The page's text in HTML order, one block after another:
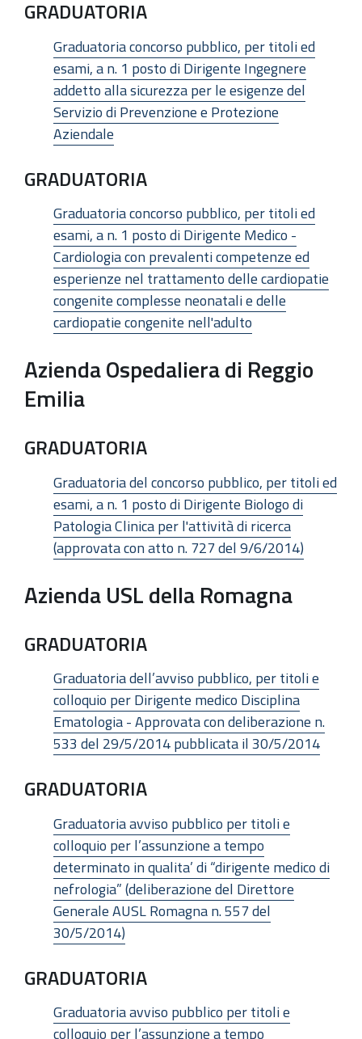
GRADUATORIA
Graduatoria concorso pubblico, per titoli ed
esami, a n. 1 posto di Dirigente Ingegnere
addetto alla sicurezza per le esigenze del
Servizio di Prevenzione e Protezione
Aziendale
GRADUATORIA
Graduatoria concorso pubblico, per titoli ed
esami, a n. 1 posto di Dirigente Medico -
Cardiologia con prevalenti competenze ed
esperienze nel trattamento delle cardiopatie
congenite complesse neonatali e delle
cardiopatie congenite nell'adulto
Azienda Ospedaliera di Reggio
Emilia
GRADUATORIA
Graduatoria del concorso pubblico, per titoli ed
esami, a n. 1 posto di Dirigente Biologo di
Patologia Clinica per l'attività di ricerca
(approvata con atto n. 727 del 9/6/2014)
Azienda USL della Romagna
GRADUATORIA
Graduatoria dell’avviso pubblico, per titoli e
colloquio per Dirigente medico Disciplina
Ematologia - Approvata con deliberazione n.
533 del 29/5/2014 pubblicata il 30/5/2014
GRADUATORIA
Graduatoria avviso pubblico per titoli e
colloquio per l’assunzione a tempo
determinato in qualita’ di “dirigente medico di
nefrologia” (deliberazione del Direttore
Generale AUSL Romagna n. 557 del
30/5/2014)
GRADUATORIA
Graduatoria avviso pubblico per titoli e
colloquio per l’assunzione a tempo